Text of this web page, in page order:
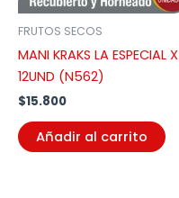
FRUTOS SECOS
MANI KRAKS LA ESPECIAL X
12UND (N562)
$15.800
Añadir al carrito